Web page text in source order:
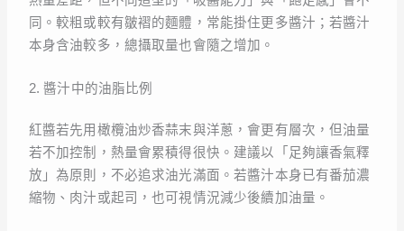
同。較粗或較有皺褶的麵體，常能掛住更多醬汁；若醬汁
本身含油較多，總攝取量也會隨之增加。
2. 醬汁中的油脂比例
紅醬若先用橄欖油炒香蒜末與洋蔥，會更有層次，但油量
若不加控制，熱量會累積得很快。建議以「足夠讓香氣釋
放」為原則，不必追求油光滿面。若醬汁本身已有番茄濃
縮物、肉汁或起司，也可視情況減少後續加油量。